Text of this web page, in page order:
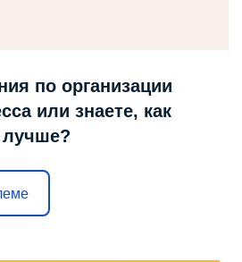
по организации
или знаете, как